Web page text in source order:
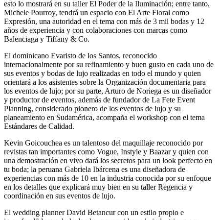
esto lo mostrará en su taller El Poder de la Iluminación; entre tanto,
Michele Pourroy, tendrá un espacio con El Arte Floral como
Expresión, una autoridad en el tema con más de 3 mil bodas y 12
años de experiencia y con colaboraciones con marcas como
Balenciaga y Tiffany & Co.
El dominicano Evaristo de los Santos, reconocido
internacionalmente por su refinamiento y buen gusto en cada uno de
sus eventos y bodas de lujo realizadas en todo el mundo y quien
orientará a los asistentes sobre la Organización documentaria para
los eventos de lujo; por su parte, Arturo de Noriega es un diseñador
y productor de eventos, además de fundador de La Fete Event
Planning, considerado pionero de los eventos de lujo y su
planeamiento en Sudamérica, acompaña el workshop con el tema
Estándares de Calidad.
Kevin Goicouchea es un talentoso del maquillaje reconocido por
revistas tan importantes como Vogue, Instyle y Baazar y quien con
una demostración en vivo dará los secretos para un look perfecto en
tu boda; la peruana Gabriela Ibárcena es una diseñadora de
experiencias con más de 10 en la industria conocida por su enfoque
en los detalles que explicará muy bien en su taller Regencia y
coordinación en sus eventos de lujo.
El wedding planner David Betancur con un estilo propio e